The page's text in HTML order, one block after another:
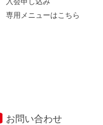
専用メニューはこちら
お問い合わせ